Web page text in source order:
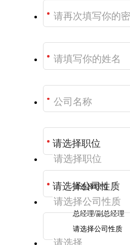
请选择职位
总经理/副总经理
研发工程师
请选择公司性质